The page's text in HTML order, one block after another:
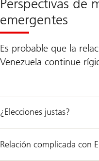
Perspectivas de
emergentes
Es probable que la
Venezuela continue
¿Elecciones justas?
Relación complicada con